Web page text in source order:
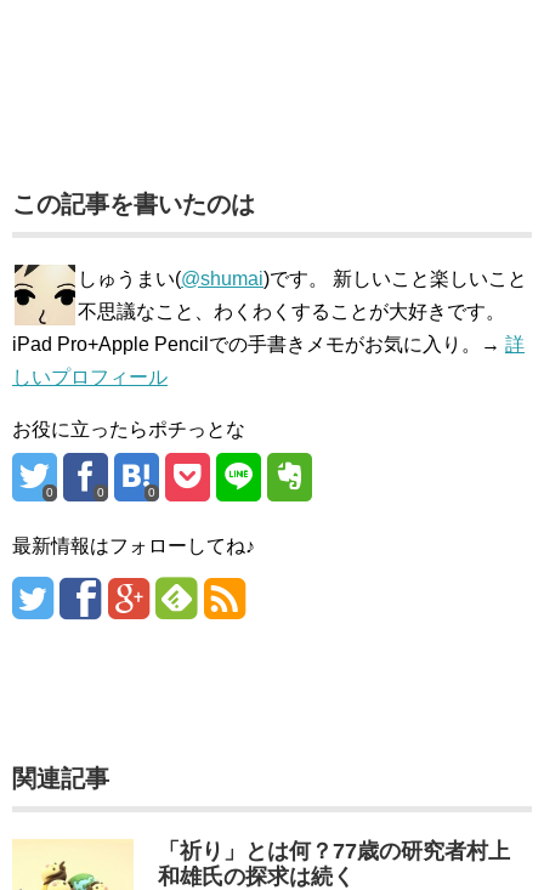
この記事を書いたのは
しゅうまい(@shumai)です。 新しいこと楽しいこと
不思議なこと、わくわくすることが大好きです。
iPad Pro+Apple Pencilでの手書きメモがお気に入り。→ 詳
しいプロフィール
お役に立ったらポチっとな
0 0 0
最新情報はフォローしてね♪
関連記事
「祈り」とは何？77歳の研究者村上
和雄氏の探求は続く